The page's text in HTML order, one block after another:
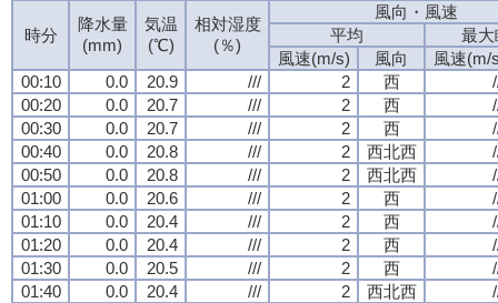
時分
降水量
(mm)
気温
(℃)
相対湿度
(％)
風向・風速
平均
最大
風速(m/s)
風向
風速(m/
00:10
0.0 20.9 /// 2 西
00:20
0.0 20.7 /// 2 西
00:30
0.0 20.7 /// 2 西
00:40
0.0 20.8 /// 2 西北西
00:50
0.0 20.8 /// 2 西北西
01:00
0.0 20.6 /// 2 西
01:10
0.0 20.4 /// 2 西
01:20
0.0 20.4 /// 2 西
01:30
0.0 20.5 /// 2 西
01:40
0.0 20.4 /// 2 西北西